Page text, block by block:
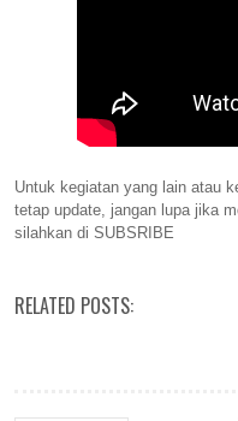
Untuk kegiatan yang lain atau
tetap update, jangan lupa jika
silahkan di SUBSRIBE
RELATED POSTS: